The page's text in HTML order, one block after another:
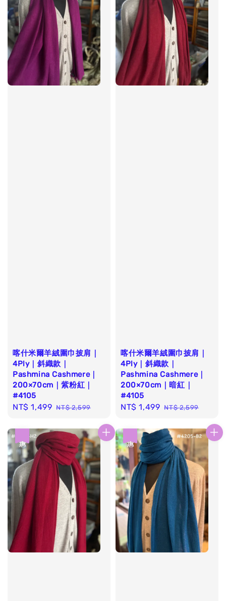
喀什米爾羊絨圍巾披肩｜
4Ply｜斜織款｜
Pashmina Cashmere｜
200×70cm｜紫粉紅｜
#4105
Sale
NT$ 1,499 Regular
NT$ 2,599
喀什米爾羊絨圍巾披肩｜
4Ply｜斜織款｜
Pashmina Cashmere｜
200×70cm｜暗紅｜
#4105
Sale
NT$ 1,499 Regular
NT$ 2,599